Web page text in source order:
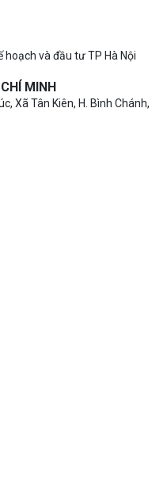
hoạch và đầu tư TP Hà Nội
MINH
Xã Tân Kiên, H. Bình Chánh,